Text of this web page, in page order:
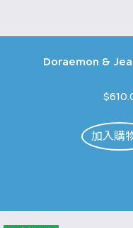
Doraemon &
加入購